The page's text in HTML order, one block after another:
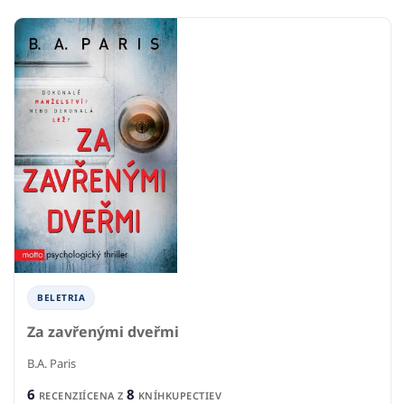
BELETRIA
Za zavřenými dveřmi
B.A. Paris
6 RECENZIÍCENA Z 8 KNÍHKUPECTIEV